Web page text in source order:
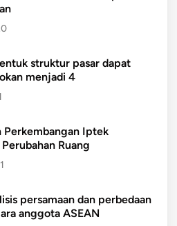
struktur pasar dapat
menjadi 4
Perkembangan Iptek
Ruang
persamaan dan perbedaan
anggota ASEAN